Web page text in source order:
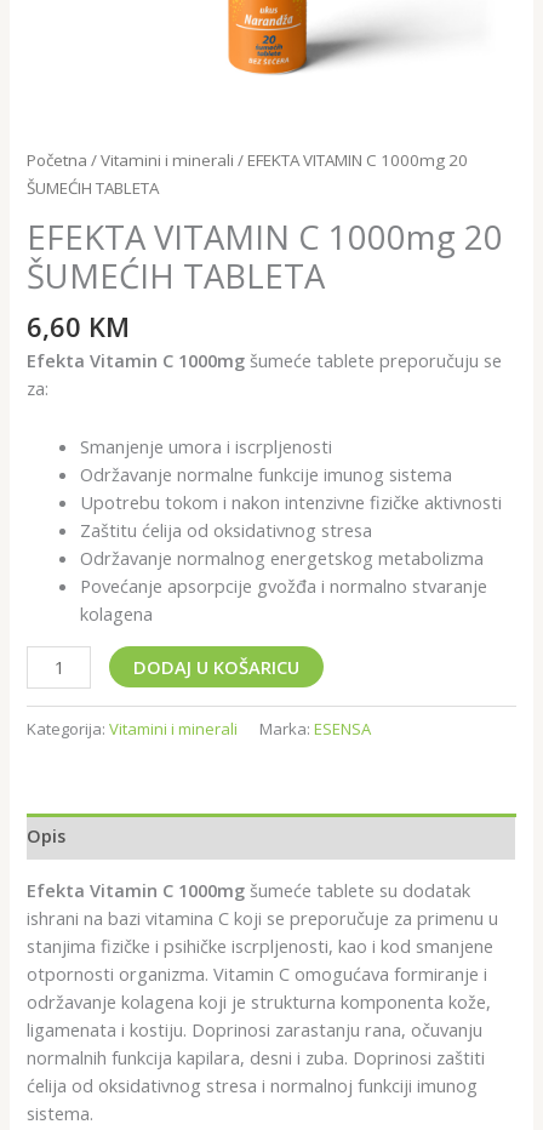
Početna /Vitamini i minerali / EFEKTA VITAMIN C 1000mg 20
ŠUMEĆIH TABLETA
EFEKTA VITAMIN C 1000mg 20
ŠUMEĆIH TABLETA
6,60 KM
Efekta Vitamin C 1000mg šumeće tablete preporučuju se
za:
Smanjenje umora i iscrpljenosti
Održavanje normalne funkcije imunog sistema
Upotrebu tokom i nakon intenzivne fizičke aktivnosti
Zaštitu ćelija od oksidativnog stresa
Održavanje normalnog energetskog metabolizma
Povećanje apsorpcije gvožđa i normalno stvaranje
kolagena
DODAJ U KOŠARICU
Kategorija:Vitamini i minerali Marka:ESENSA
Opis
Efekta Vitamin C 1000mg šumeće tablete su dodatak
ishrani na bazi vitamina C koji se preporučuje za primenu u
stanjima fizičke i psihičke iscrpljenosti, kao i kod smanjene
otpornosti organizma. Vitamin C omogućava formiranje i
održavanje kolagena koji je strukturna komponenta kože,
ligamenata i kostiju. Doprinosi zarastanju rana, očuvanju
normalnih funkcija kapilara, desni i zuba. Doprinosi zaštiti
ćelija od oksidativnog stresa i normalnoj funkciji imunog
sistema.